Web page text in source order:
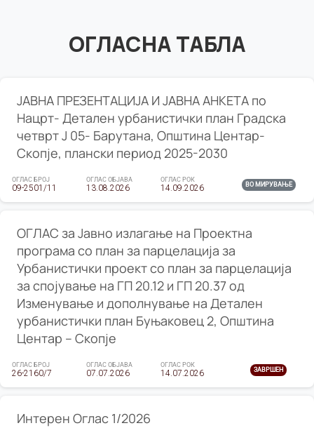
ОГЛАСНА ТАБЛА
ЈАВНА ПРЕЗЕНТАЦИЈА И ЈАВНА АНКЕТА по
Нацрт- Детален урбанистички план Градска
четврт Ј 05- Барутана, Општина Центар-
Скопје, плански период 2025-2030
ОГЛАС БРОЈ
09-2501/11
ОГЛАС ОБЈАВА
13.08.2026
ОГЛАС РОК
14.09.2026 ВО МИРУВАЊЕ
ОГЛАС за Јавно излагање на Проектна
програма со план за парцелација за
Урбанистички проект со план за парцелација
за спојување на ГП 20.12 и ГП 20.37 од
Изменување и дополнување на Детален
урбанистички план Буњаковец 2, Општина
Центар – Скопје
ОГЛАС БРОЈ
26-2160/7
ОГЛАС ОБЈАВА
07.07.2026
ОГЛАС РОК
14.07.2026 ЗАВРШЕН
Интерен Оглас 1/2026